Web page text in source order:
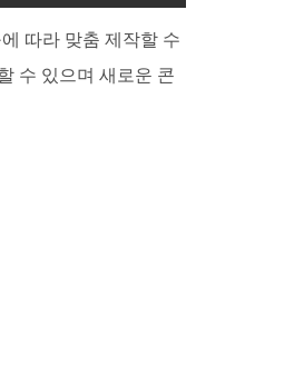
따라 맞춤 제작할 수
수 있으며 새로운 콘